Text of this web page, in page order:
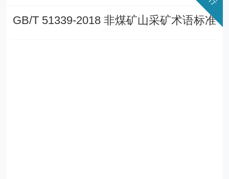
GB/T 51339-2018 非煤矿山采矿术语标准